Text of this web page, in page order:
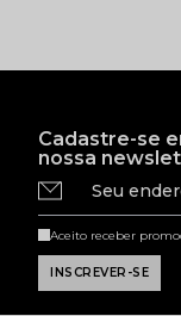
Cadastre-se
nossa
Seu
Aceito receber